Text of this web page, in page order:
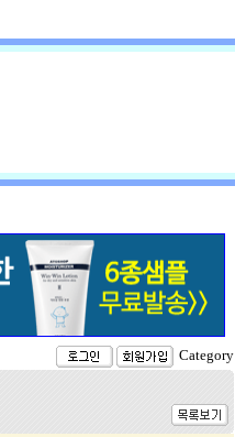
Category